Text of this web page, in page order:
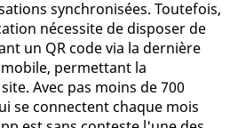
synchronisées. Toutefois,
nécessite de disposer de
un QR code via la dernière
permettant la
Avec pas moins de 700
se connectent chaque mois